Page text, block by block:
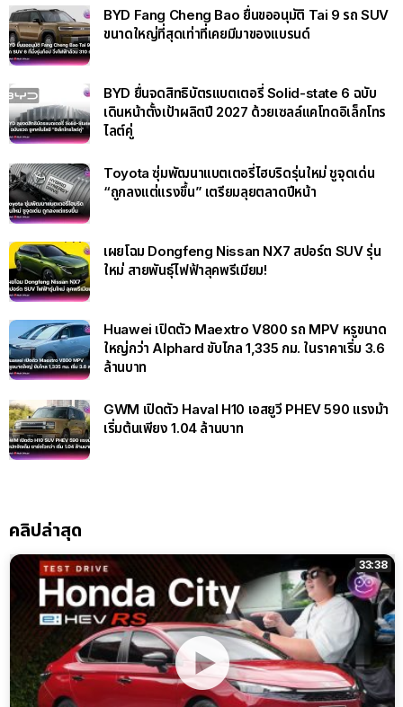
BYD Fang Cheng Bao ยื่นขออนุมัติ Tai 9 รถ SUV
ขนาดใหญ่ที่สุดเท่าที่เคยมีมาของแบรนด์
BYD ยื่นจดสิทธิบัตรแบตเตอรี่ Solid-state 6 ฉบับ
เดินหน้าตั้งเป้าผลิตปี 2027 ด้วยเซลล์แคโทดอิเล็กโทร
ไลต์คู่
Toyota ซุ่มพัฒนาแบตเตอรี่ไฮบริดรุ่นใหม่ ชูจุดเด่น
“ถูกลงแต่แรงขึ้น” เตรียมลุยตลาดปีหน้า
เผยโฉม Dongfeng Nissan NX7 สปอร์ต SUV รุ่น
ใหม่ สายพันธุ์ไฟฟ้าลุคพรีเมียม!
Huawei เปิดตัว Maextro V800 รถ MPV หรูขนาด
ใหญ่กว่า Alphard ขับไกล 1,335 กม. ในราคาเริ่ม 3.6
ล้านบาท
GWM เปิดตัว Haval H10 เอสยูวี PHEV 590 แรงม้า
เริ่มต้นเพียง 1.04 ล้านบาท
คลิปล่าสุด
33:38